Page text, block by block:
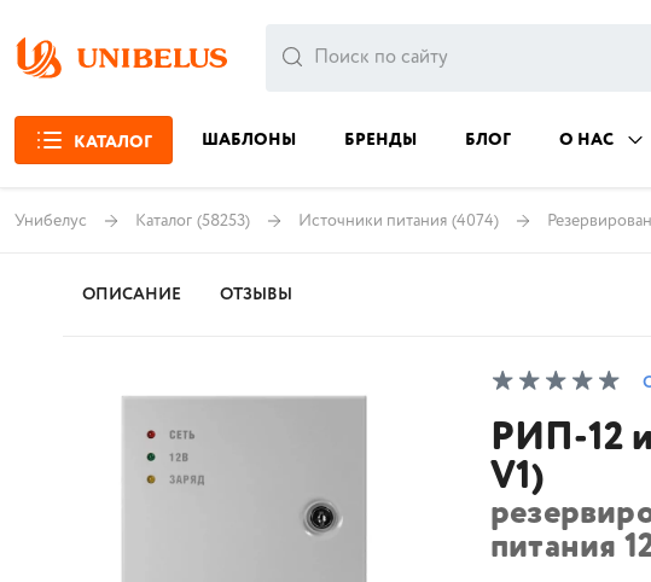
КАТАЛОГ ШАБЛОНЫ БРЕНДЫ БЛОГ О НАС
Унибелус Каталог (58253) Источники питания (4074)
ОПИСАНИЕ ОТЗЫВЫ
РИП-12
V1)
питания